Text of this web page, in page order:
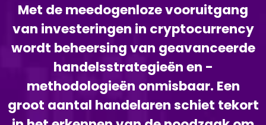
Met de meedogenloze vooruitgang
van investeringen in cryptocurrency
wordt beheersing van geavanceerde
handelsstrategieën en -
methodologieën onmisbaar. Een
groot aantal handelaren schiet tekort